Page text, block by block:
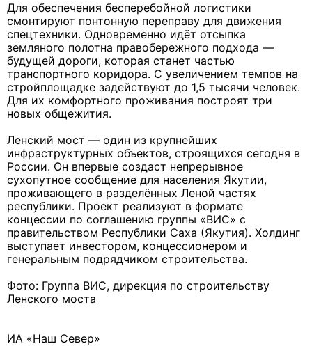
Для обеспечения бесперебойной логистики
смонтируют понтонную переправу для движения
спецтехники. Одновременно идёт отсыпка
земляного полотна правобережного подхода —
будущей дороги, которая станет частью
транспортного коридора. С увеличением темпов на
стройплощадке задействуют до 1,5 тысячи человек.
Для их комфортного проживания построят три
новых общежития.
Ленский мост — один из крупнейших
инфраструктурных объектов, строящихся сегодня в
России. Он впервые создаст непрерывное
сухопутное сообщение для населения Якутии,
проживающего в разделённых Леной частях
республики. Проект реализуют в формате
концессии по соглашению группы «ВИС» с
правительством Республики Саха (Якутия). Холдинг
выступает инвестором, концессионером и
генеральным подрядчиком строительства.
Фото: Группа ВИС, дирекция по строительству
Ленского моста
ИА «Наш Север»